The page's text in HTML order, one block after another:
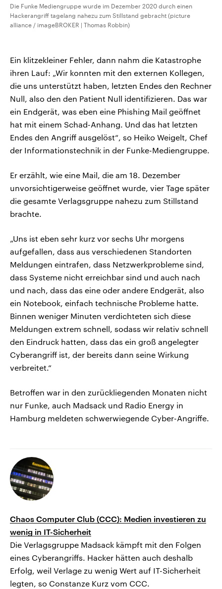
Die Funke Mediengruppe wurde im Dezember 2020 durch einen
Hackerangriff tagelang nahezu zum Stillstand gebracht (picture
alliance / imageBROKER | Thomas Robbin)
Ein klitzekleiner Fehler, dann nahm die Katastrophe
ihren Lauf: „Wir konnten mit den externen Kollegen,
die uns unterstützt haben, letzten Endes den Rechner
Null, also den den Patient Null identifizieren. Das war
ein Endgerät, was eben eine Phishing Mail geöffnet
hat mit einem Schad-Anhang. Und das hat letzten
Endes den Angriff ausgelöst“, so Heiko Weigelt, Chef
der Informationstechnik in der Funke-Mediengruppe.
Er erzählt, wie eine Mail, die am 18. Dezember
unvorsichtigerweise geöffnet wurde, vier Tage später
die gesamte Verlagsgruppe nahezu zum Stillstand
brachte.
„Uns ist eben sehr kurz vor sechs Uhr morgens
aufgefallen, dass aus verschiedenen Standorten
Meldungen eintrafen, dass Netzwerkprobleme sind,
dass Systeme nicht erreichbar sind und auch nach
und nach, dass das eine oder andere Endgerät, also
ein Notebook, einfach technische Probleme hatte.
Binnen weniger Minuten verdichteten sich diese
Meldungen extrem schnell, sodass wir relativ schnell
den Eindruck hatten, dass das ein groß angelegter
Cyberangriff ist, der bereits dann seine Wirkung
verbreitet.“
Betroffen war in den zurückliegenden Monaten nicht
nur Funke, auch Madsack und Radio Energy in
Hamburg meldeten schwerwiegende Cyber-Angriffe.
Chaos Computer Club (CCC): Medien investieren zu
wenig in IT-Sicherheit
Die Verlagsgruppe Madsack kämpft mit den Folgen
eines Cyberangriffs. Hacker hätten auch deshalb
Erfolg, weil Verlage zu wenig Wert auf IT-Sicherheit
legten, so Constanze Kurz vom CCC.